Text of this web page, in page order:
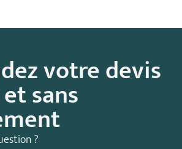
votre devis
sans
?